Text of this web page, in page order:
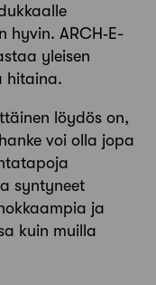
hyvin. ARCH‑E-
yleisen
hitaina.
löydös on,
voi olla jopa
syntyneet
ja
kuin muilla